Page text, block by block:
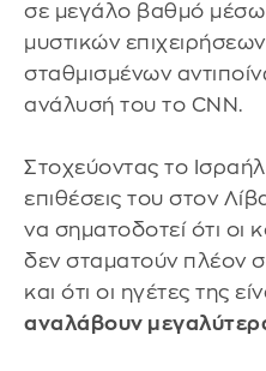
σε μεγάλο βαθμό μέσω
μυστικών
σταθμισμένων
ανάλυσή του το CNN.
Στοχεύοντας το
επιθέσεις του στον
να σηματοδοτεί ότι οι
δεν σταματούν πλέον
και ότι οι ηγέτες της
αναλάβουν